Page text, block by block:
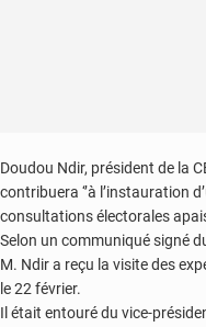
Doudou Ndir, président de la
contribuera ‘’à l’instauration
consultations électorales
Selon un communiqué signé
M. Ndir a reçu la visite des
le 22 février.
Il était entouré du vice-